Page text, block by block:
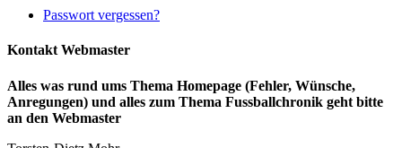
Passwort vergessen?
Kontakt Webmaster
Alles was rund ums Thema Homepage (Fehler, Wünsche,
Anregungen) und alles zum Thema Fussballchronik geht bitte
an den Webmaster